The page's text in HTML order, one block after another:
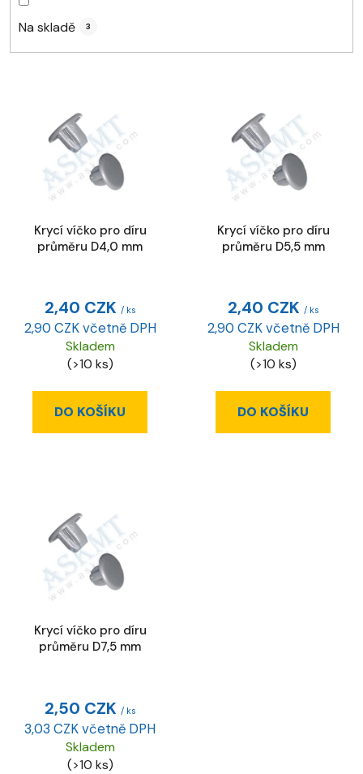
d
u
Na skladě 3
Krycí víčko pro díru
průměru D4,0 mm
2,40 CZK / ks
2,90 CZK včetně DPH
Skladem
(>10 ks)
DO KOŠÍKU
Krycí víčko pro díru
průměru D5,5 mm
2,40 CZK / ks
2,90 CZK včetně DPH
Skladem
(>10 ks)
DO KOŠÍKU
Krycí víčko pro díru
průměru D7,5 mm
2,50 CZK / ks
3,03 CZK včetně DPH
Skladem
(>10 ks)